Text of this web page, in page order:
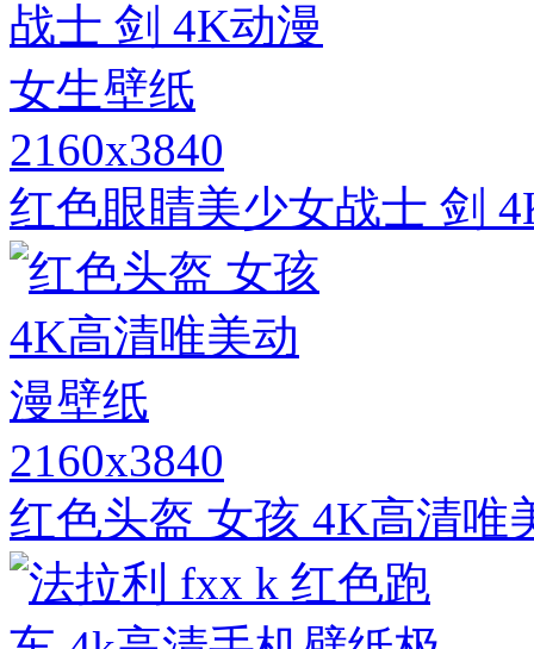
2160x3840
红色眼睛美少女战士 剑
2160x3840
红色头盔 女孩 4K高清唯